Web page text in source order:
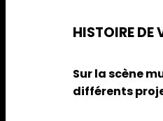
HISTOIRE DE
Sur la scène
différents